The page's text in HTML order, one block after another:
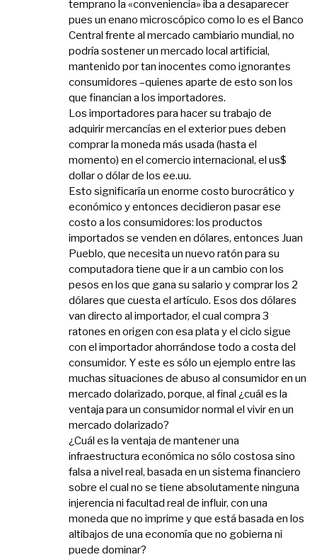
temprano la «conveniencia» iba a desaparecer
pues un enano microscópico como lo es el Banco
Central frente al mercado cambiario mundial, no
podría sostener un mercado local artificial,
mantenido por tan inocentes como ignorantes
consumidores –quienes aparte de esto son los
que financian a los importadores.
Los importadores para hacer su trabajo de
adquirir mercancías en el exterior pues deben
comprar la moneda más usada (hasta el
momento) en el comercio internacional, el us$
dollar o dólar de los ee.uu.
Esto significaría un enorme costo burocrático y
económico y entonces decidieron pasar ese
costo a los consumidores: los productos
importados se venden en dólares, entonces Juan
Pueblo, que necesita un nuevo ratón para su
computadora tiene que ir a un cambio con los
pesos en los que gana su salario y comprar los 2
dólares que cuesta el artículo. Esos dos dólares
van directo al importador, el cual compra 3
ratones en origen con esa plata y el ciclo sigue
con el importador ahorrándose todo a costa del
consumidor. Y este es sólo un ejemplo entre las
muchas situaciones de abuso al consumidor en un
mercado dolarizado, porque, al final ¿cuál es la
ventaja para un consumidor normal el vivir en un
mercado dolarizado?
¿Cuál es la ventaja de mantener una
infraestructura económica no sólo costosa sino
falsa a nivel real, basada en un sistema financiero
sobre el cual no se tiene absolutamente ninguna
injerencia ni facultad real de influir, con una
moneda que no imprime y que está basada en los
altibajos de una economía que no gobierna ni
puede dominar?